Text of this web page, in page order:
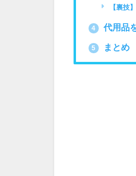
【裏技
4 代用品
5 まとめ